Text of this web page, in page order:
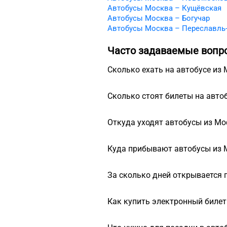
Автобусы Москва – Кущёвская
Автобусы Москва – Богучар
Автобусы Москва –
Часто задаваемые
Сколько ехать на автобусе
— едет 22 ч 30 мин и выезжает в
Сколько стоят билеты на
Откуда уходят автобусы из
Новоясеневская,
Куда прибывают автобусы из
и Автостанция.
За сколько дней открывается
запускать продажи и за месяц
Как купить электронный